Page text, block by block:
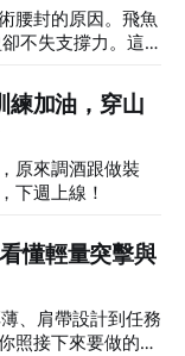
腰封的原因。飛魚
不失支撐力。這
一種扣具適合你。
練加油，穿山
原來調酒跟做裝
下週上線！
懂輕量突擊與
、肩帶設計到任務
照接下來要做的